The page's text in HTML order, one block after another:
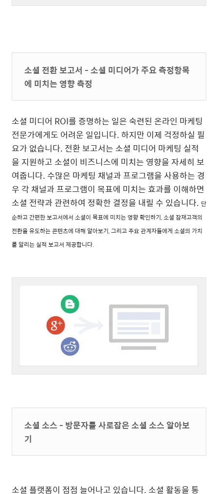
소셜 전환 보고서 - 소셜 미디어가 주요 측정항목
에 미치는 영향 측정
소셜 미디어 ROI를 증명하는 일은 숙련된 온라인 마케팅
전문가에게도 어려운 일입니다. 하지만 이제 걱정하실 필
요가 없습니다. 전환 보고서는 소셜 미디어 마케팅 실적
을 지원하고 소셜이 비즈니스에 미치는 영향을 자세히 보
여줍니다. 수많은 마케팅 채널과 프로그램을 사용하는 경
우 각 채널과 프로그램이 목표에 미치는 효과를 이해하면
소셜 전략과 관련하여 정확한 결정을 내릴 수 있습니다. 단
순하고 간편한 보고서에서 소셜이 목표에 미치는 영향 확인하기,소셜 잠재고객의
전환을 유도하는 콘텐츠에 대해 알아보기, 그리고주요 관계자들에게 소셜의 가치
를 알리는 실적 보고서 제공합니다.
소셜 소스 - 방문자를 사로잡은 소셜 소스 알아보
기
소셜 플랫폼이 점점 늘어나고 있습니다. 소셜 활동을 통